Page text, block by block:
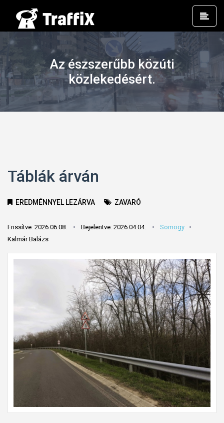
Az észszerűbb közúti
közlekedésért.
Táblák árván
EREDMÉNNYEL LEZÁRVA ZAVARÓ
Frissítve: 2026.06.08. Bejelentve: 2026.04.04.
Somogy
Kalmár Balázs